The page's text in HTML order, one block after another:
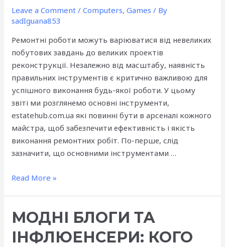
Leave a Comment /Computers, Games / By
sadIguana853
Ремонтні роботи можуть варіюватися від невеликих
побутових завдань до великих проектів
реконструкції. Незалежно від масштабу, наявність
правильних інструментів є критично важливою для
успішного виконання будь-якої роботи. У цьому
звіті ми розглянемо основні інструменти,
estatehub.com.ua які повинні бути в арсеналі кожного
майстра, щоб забезпечити ефективність і якість
виконання ремонтних робіт. По-перше, слід
зазначити, що основними інструментами …
Інструменти
що
бути
Read More »
МОДНІ БЛОГИ ТА
ІНФЛЮЕНСЕРИ: КОГО